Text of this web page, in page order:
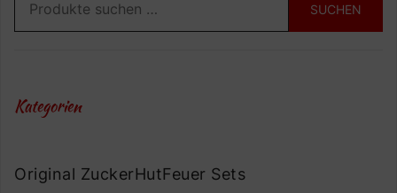
SUCHEN
Kategorien
Original ZuckerHutFeuer Sets